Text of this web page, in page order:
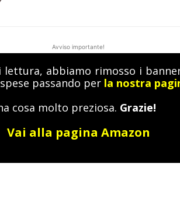
MediterraneoAntico
Avviso importante!
lettura, abbiamo rimosso i
passando per la nostra
cosa molto preziosa. Grazie!
Vai alla pagina Amazon